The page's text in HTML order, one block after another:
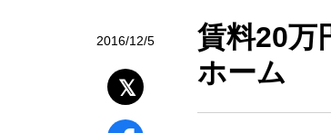
2016/12/5
賃料20万
ホーム